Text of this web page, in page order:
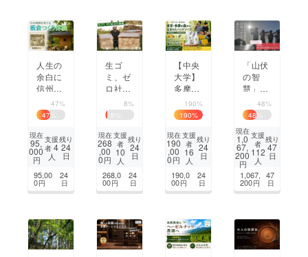
CAMPFIRE for Social GoodCAMPFIRE Creation
CAMPFIREふるさと納税
machi-yaコミュニティ
人生の
余白に
信州上
田の木
を使い
「自分
時間」
を育て
る場所
参加型
プロ
47%
47
現在
95,
000
円
支援
者4
人
残り
24
日
95,00
0円
24
日
生ゴ
ミ、ゼ
ロ社会
の実現
| 一家
に一台
コンポ
ストの
普及
8%
8
現在
268
,00
0円
支援
者
10
人
残り
24
日
268,0
00円
24
日
【中央
大学】
多摩産
ヒノキ
の泡ハ
ンド
ソープ
で、新
しい木
けた
い！
190%
190%
現在
190
,00
0円
支援
者
16
人
残り
24
日
190,0
00円
24
日
「山伏
の智
慧」を
日本、
世界へ
届けた
い！ 羽
黒山
伏・星
野文紘
先達 出
版プロ
48%
48
現在
1,0
67,
200
円
支援
者
112
人
残り
47
日
1,067,
200円
47
日